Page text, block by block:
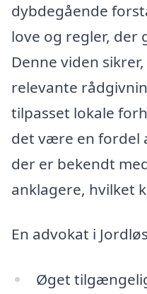
dybdegående
love og regler,
Denne viden
relevante
tilpasset lokale
det være en fordel
der er bekendt
anklagere, hvilket
En advokat i
Øget